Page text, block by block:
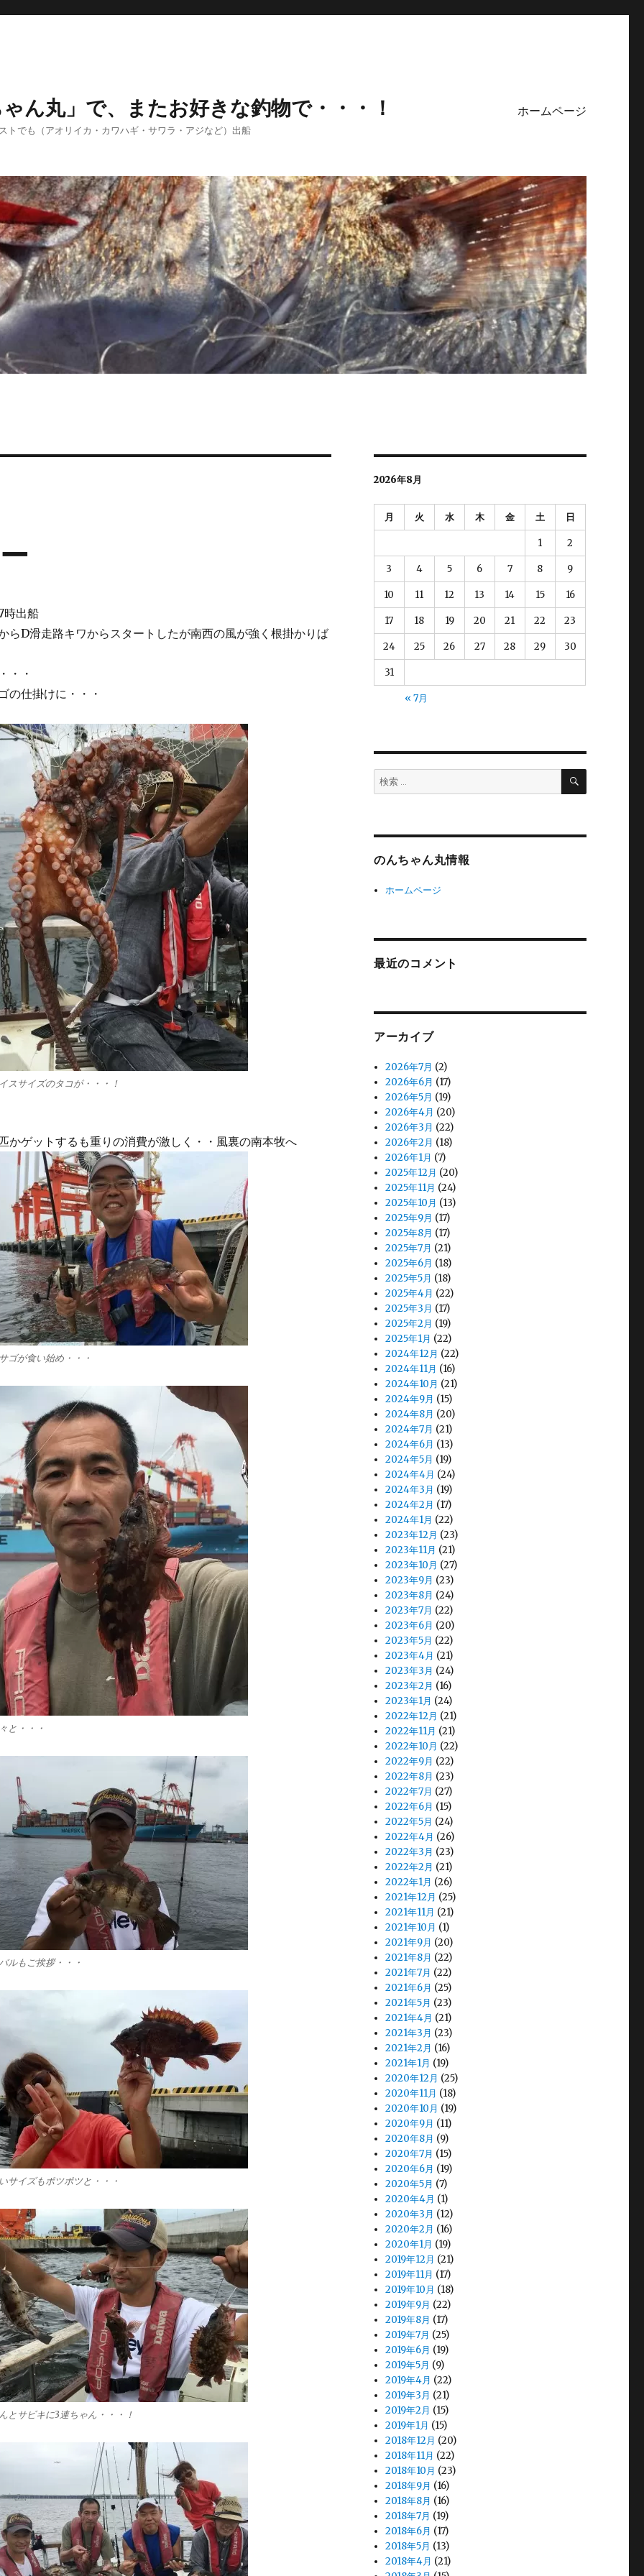
ん丸」で、またお好きな釣物で・・・！
でも（アオリイカ・カワハギ・サワラ・アジなど）出船
ホームページ
時出船
らD滑走路キワからスタートしたが南西の風が強く根掛かりば
・・
の仕掛けに・・・
スサイズのタコが・・・！
かゲットするも重りの消費が激しく・・風裏の南本牧へ
ゴが食い始め・・・
と・・・
ルもご挨拶・・・
サイズもポツポツと・・・
とサビキに3連ちゃん・・・！
2026年8月
月 火 水 木 金 土 日
1 2
3 4 5 6 7 8 9
10 11 12 13 14 15 16
17 18 19 20 21 22 23
24 25 26 27 28 29 30
31
« 7月
検
索:
検
のんちゃん丸情報
ホームページ
最近のコメント
アーカイブ
2026年7月 (2)
2026年6月 (17)
2026年5月 (19)
2026年4月 (20)
2026年3月 (22)
2026年2月 (18)
2026年1月 (7)
2025年12月 (20)
2025年11月 (24)
2025年10月 (13)
2025年9月 (17)
2025年8月 (17)
2025年7月 (21)
2025年6月 (18)
2025年5月 (18)
2025年4月 (22)
2025年3月 (17)
2025年2月 (19)
2025年1月 (22)
2024年12月 (22)
2024年11月 (16)
2024年10月 (21)
2024年9月 (15)
2024年8月 (20)
2024年7月 (21)
2024年6月 (13)
2024年5月 (19)
2024年4月 (24)
2024年3月 (19)
2024年2月 (17)
2024年1月 (22)
2023年12月 (23)
2023年11月 (21)
2023年10月 (27)
2023年9月 (23)
2023年8月 (24)
2023年7月 (22)
2023年6月 (20)
2023年5月 (22)
2023年4月 (21)
2023年3月 (24)
2023年2月 (16)
2023年1月 (24)
2022年12月 (21)
2022年11月 (21)
2022年10月 (22)
2022年9月 (22)
2022年8月 (23)
2022年7月 (27)
2022年6月 (15)
2022年5月 (24)
2022年4月 (26)
2022年3月 (23)
2022年2月 (21)
2022年1月 (26)
2021年12月 (25)
2021年11月 (21)
2021年10月 (1)
2021年9月 (20)
2021年8月 (22)
2021年7月 (22)
2021年6月 (25)
2021年5月 (23)
2021年4月 (21)
2021年3月 (23)
2021年2月 (16)
2021年1月 (19)
2020年12月 (25)
2020年11月 (18)
2020年10月 (19)
2020年9月 (11)
2020年8月 (9)
2020年7月 (15)
2020年6月 (19)
2020年5月 (7)
2020年4月 (1)
2020年3月 (12)
2020年2月 (16)
2020年1月 (19)
2019年12月 (21)
2019年11月 (17)
2019年10月 (18)
2019年9月 (22)
2019年8月 (17)
2019年7月 (25)
2019年6月 (19)
2019年5月 (9)
2019年4月 (22)
2019年3月 (21)
2019年2月 (15)
2019年1月 (15)
2018年12月 (20)
2018年11月 (22)
2018年10月 (23)
2018年9月 (16)
2018年8月 (16)
2018年7月 (19)
2018年6月 (17)
2018年5月 (13)
2018年4月 (21)